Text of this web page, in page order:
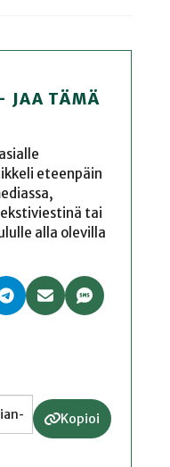
JAA TÄMÄ
eteenpäin
tai
alla olevilla
Kopioi